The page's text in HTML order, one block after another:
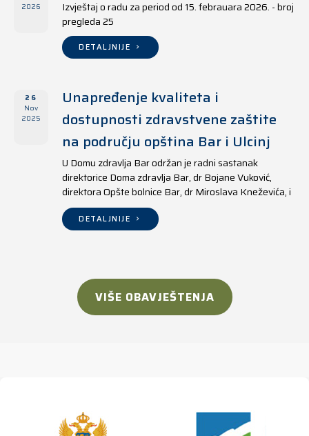
2026
Izvještaj o radu za period od 15. febrauara 2026. - broj
pregleda 25
DETALJNIJE
26
Nov
2025
Unapređenje kvaliteta i
dostupnosti zdravstvene zaštite
na području opština Bar i Ulcinj
U Domu zdravlja Bar održan je radni sastanak
direktorice Doma zdravlja Bar, dr Bojane Vuković,
direktora Opšte bolnice Bar, dr Miroslava Kneževića, i
direktora Doma zdravlja Ulcinj, Kreshnika Mustafe.
DETALJNIJE
VIŠE OBAVJEŠTENJA